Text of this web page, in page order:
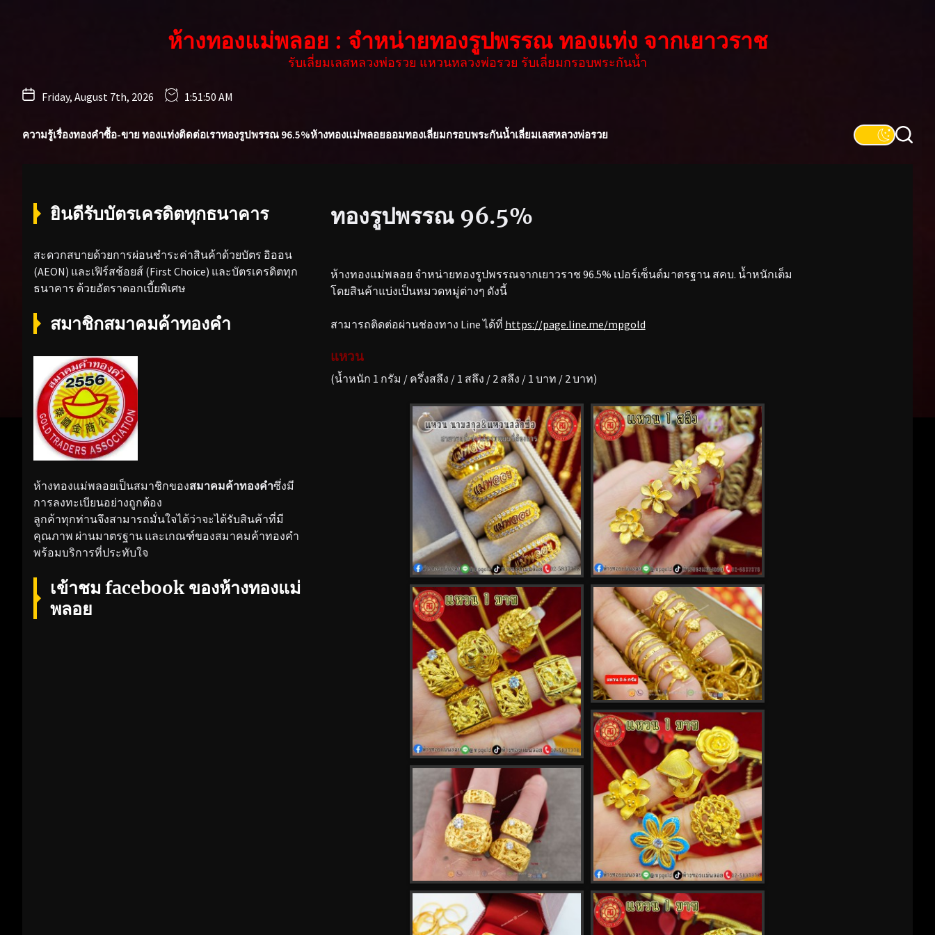
ห้างทองแม่พลอย : จำหน่ายทองรูปพรรณ ทองแท่ง จากเยาวราช
รับเลี่ยมเลสหลวงพ่อรวย แหวนหลวงพ่อรวย รับเลี่ยมกรอบพระกันน้ำ
Friday, August 7th, 2026 1:51:52 AM
ความรู้เรื่องทองคำซื้อ-ขาย ทองแท่งติดต่อเราทองรูปพรรณ 96.5%ห้างทองแม่พลอยออมทองเลี่ยมกรอบพระกันน้ำเลี่ยมเลสหลวงพ่อรวย
ทองรูปพรรณ 96.5%
ห้างทองแม่พลอย จำหน่ายทองรูปพรรณจากเยาวราช 96.5% เปอร์เซ็นต์มาตรฐาน สคบ. น้ำหนักเต็ม
โดยสินค้าแบ่งเป็นหมวดหมู่ต่างๆ ดังนี้
สามารถติดต่อผ่านช่องทาง Line ได้ที่ https://page.line.me/mpgold
แหวน
(น้ำหนัก 1 กรัม / ครึ่งสลึง / 1 สลึง / 2 สลึง / 1 บาท / 2 บาท)
ยินดีรับบัตรเครดิตทุกธนาคาร
สะดวกสบายด้วยการผ่อนชำระค่าสินค้าด้วยบัตร อิออน
(AEON) และเฟิร์สช้อยส์ (First Choice) และบัตรเครดิตทุก
ธนาคาร ด้วยอัตราดอกเบี้ยพิเศษ
สมาชิกสมาคมค้าทองคำ
ห้างทองแม่พลอยเป็นสมาชิกของสมาคมค้าทองคำซึ่งมี
การลงทะเบียนอย่างถูกต้อง
ลูกค้าทุกท่านจึงสามารถมั่นใจได้ว่าจะได้รับสินค้าที่มี
คุณภาพ ผ่านมาตรฐาน และเกณฑ์ของสมาคมค้าทองคำ
พร้อมบริการที่ประทับใจ
เข้าชม facebook ของห้างทองแม่
พลอย